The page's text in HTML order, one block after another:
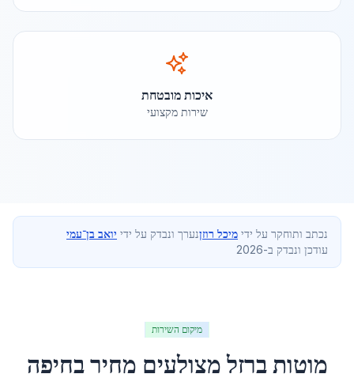
איכות מובטחת
שירות מקצועי
נכתב ותוחקר על ידי מיכל רוזןנערך ונבדק על ידי יואב בן־עמי
עודכן ונבדק ב-2026
מיקום השירות
מוטות ברזל מצולעים מחירבחיפה